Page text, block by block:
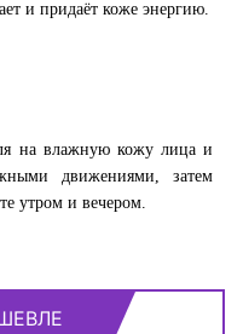
и придаёт коже энергию.
на влажную кожу лица и
движениями, затем
утром и вечером.